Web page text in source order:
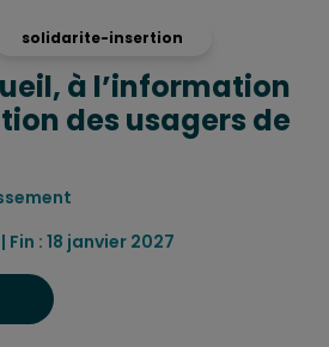
solidarite-insertion
à l’information
des usagers de
Fin : 18 janvier 2027